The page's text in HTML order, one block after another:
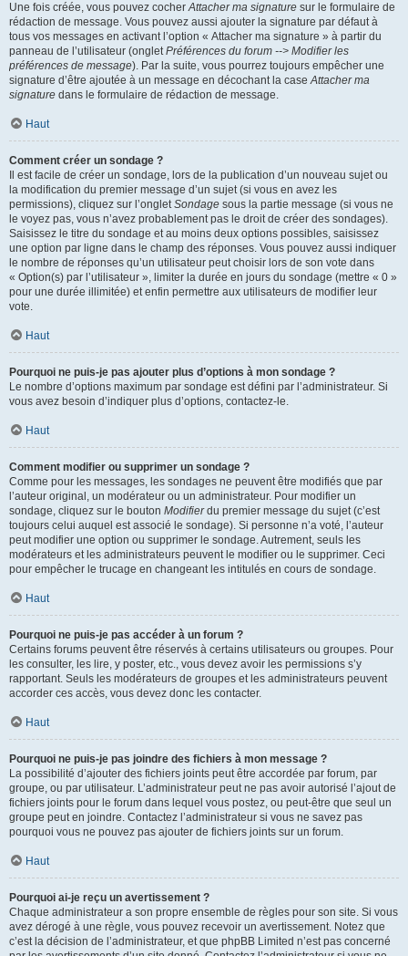
Une fois créée, vous pouvez cocherAttacher ma signature sur le formulaire de
rédaction de message. Vous pouvez aussi ajouter la signature par défaut à
tous vos messages en activant l’option « Attacher ma signature » à partir du
panneau de l’utilisateur (ongletPréférences du forum --> Modifier les
préférences de message). Par la suite, vous pourrez toujours empêcher une
signature d’être ajoutée à un message en décochant la caseAttacher ma
signature dans le formulaire de rédaction de message.
Haut
Comment créer un sondage ?
Il est facile de créer un sondage, lors de la publication d’un nouveau sujet ou
la modification du premier message d’un sujet (si vous en avez les
permissions), cliquez sur l’ongletSondage sous la partie message (si vous ne
le voyez pas, vous n’avez probablement pas le droit de créer des sondages).
Saisissez le titre du sondage et au moins deux options possibles, saisissez
une option par ligne dans le champ des réponses. Vous pouvez aussi indiquer
le nombre de réponses qu’un utilisateur peut choisir lors de son vote dans
« Option(s) par l’utilisateur », limiter la durée en jours du sondage (mettre « 0 »
pour une durée illimitée) et enfin permettre aux utilisateurs de modifier leur
vote.
Haut
Pourquoi ne puis-je pas ajouter plus d’options à mon sondage ?
Le nombre d’options maximum par sondage est défini par l’administrateur. Si
vous avez besoin d’indiquer plus d’options, contactez-le.
Haut
Comment modifier ou supprimer un sondage ?
Comme pour les messages, les sondages ne peuvent être modifiés que par
l’auteur original, un modérateur ou un administrateur. Pour modifier un
sondage, cliquez sur le bouton Modifierdu premier message du sujet (c’est
toujours celui auquel est associé le sondage). Si personne n’a voté, l’auteur
peut modifier une option ou supprimer le sondage. Autrement, seuls les
modérateurs et les administrateurs peuvent le modifier ou le supprimer. Ceci
pour empêcher le trucage en changeant les intitulés en cours de sondage.
Haut
Pourquoi ne puis-je pas accéder à un forum ?
Certains forums peuvent être réservés à certains utilisateurs ou groupes. Pour
les consulter, les lire, y poster, etc., vous devez avoir les permissions s’y
rapportant. Seuls les modérateurs de groupes et les administrateurs peuvent
accorder ces accès, vous devez donc les contacter.
Haut
Pourquoi ne puis-je pas joindre des fichiers à mon message ?
La possibilité d’ajouter des fichiers joints peut être accordée par forum, par
groupe, ou par utilisateur. L’administrateur peut ne pas avoir autorisé l’ajout de
fichiers joints pour le forum dans lequel vous postez, ou peut-être que seul un
groupe peut en joindre. Contactez l’administrateur si vous ne savez pas
pourquoi vous ne pouvez pas ajouter de fichiers joints sur un forum.
Haut
Pourquoi ai-je reçu un avertissement ?
Chaque administrateur a son propre ensemble de règles pour son site. Si vous
avez dérogé à une règle, vous pouvez recevoir un avertissement. Notez que
c’est la décision de l’administrateur, et que phpBB Limited n’est pas concerné